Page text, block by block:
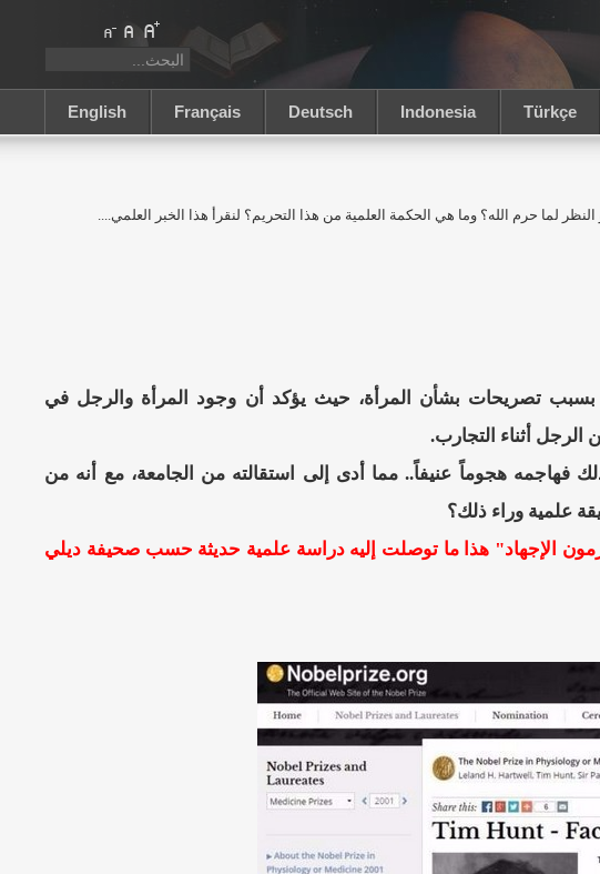
English Français Deutsch Indonesia Türkçe
لما حرم الله؟ وما هي الحكمة العلمية من هذا التحريم؟ لنقرأ هذا الخبر العلمي....
بسبب تصريحات بشأن المرأة، حيث يؤكد أن وجود المرأة والرجل في
أثناء التجارب.
فهاجمه هجوماً عنيفاً.. مما أدى إلى استقالته من الجامعة، مع أنه من
علمية وراء ذلك؟
الإجهاد" هذا ما توصلت إليه دراسة علمية حديثة حسبصحيفة ديلي